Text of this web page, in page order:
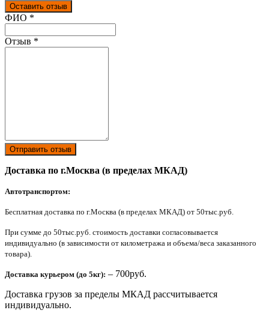
Оставить отзыв
Ваш отзыв был отправлен!
ФИО *
Отзыв *
Отправить отзыв
Доставка по г.Москва (в пределах МКАД)
Автотранспортом:
Бесплатная доставка по г.Москва (в пределах МКАД) от 50тыс.руб.
При сумме до 50тыс.руб. стоимость доставки согласовывается
индивидуально (в зависимости от километража и объема/веса заказанного
товара).
Доставка курьером (до 5кг): – 700руб.
Доставка грузов за пределы МКАД рассчитывается
индивидуально.